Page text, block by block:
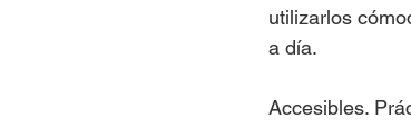
utilizarlos
a día.
Accesibles.